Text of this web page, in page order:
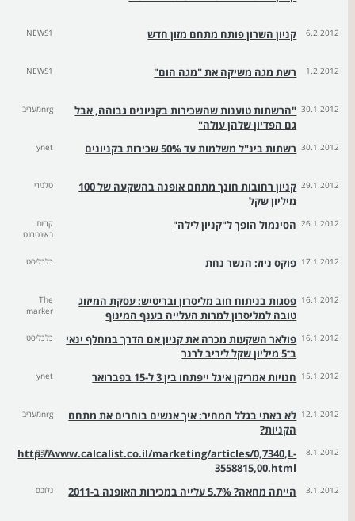
6.2.2012 קניון השרון פותח מתחם מזון חדש NEWS1
1.2.2012 רשת מגה משיקה את "מגה הום" NEWS1
30.1.2012 "הרשתות טוענות שהשכירות בקניונים גבוהה, אבל
גם הפדיון שלהן עולה"
nrgמעריב
30.1.2012 רשתות בינ"ל משלמות עד 50% שכירות בקניונים ynet
29.1.2012
קניון רחובות חונך מתחם אופנה בהשקעה של 100
מיליון שקל
טלנירי
26.1.2012 הסינמול הופך ל"קניון לילה"
קריות
באינטרנט
17.1.2012 פוקס ניוז: הנשר נחת כלכליסט
16.1.2012 פסגות בניתוח חוב מליסרון ובריטיש: עסקת המיזוג
טובה למליסרון למרות העלייה בענף המינוף
The
marker
16.1.2012 פולאר השקעות מכרה את קניון אם הדרך במחלף ינאי
ב־5 מיליון שקל ליריב לרנר
כלכליסט
15.1.2012 חנויות אמריקן איגל ייפתחו בין 3 ל-15 בפברואר ynet
12.1.2012 לא באתי בגלל המחיר: איך אנשים בוחרים את מתחם
הקניות?
nrgמעריב
8.1.2012
http://www.calcalist.co.il/marketing/articles/0,7340,L-
3558815,00.html
גלובס
3.1.2012 הייתה מחאה? 5.7% עלייה במכירות האופנה ב-2011 גלובס